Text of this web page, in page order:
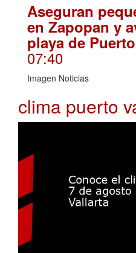
Aseguran
en Zapopan y
playa de
07:40
Imagen Noticias
clima puerto